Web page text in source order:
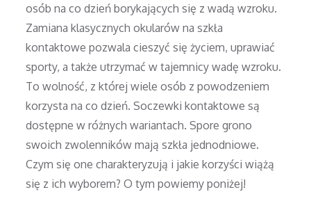
osób na co dzień borykających się z wadą wzroku.
Zamiana klasycznych okularów na szkła
kontaktowe pozwala cieszyć się życiem, uprawiać
sporty, a także utrzymać w tajemnicy wadę wzroku.
To wolność, z której wiele osób z powodzeniem
korzysta na co dzień. Soczewki kontaktowe są
dostępne w różnych wariantach. Spore grono
swoich zwolenników mają szkła jednodniowe.
Czym się one charakteryzują i jakie korzyści wiążą
się z ich wyborem? O tym powiemy poniżej!